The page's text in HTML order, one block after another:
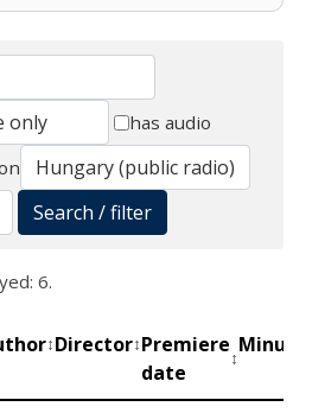
has audio
Search / filter
6.
↕Director↕Premiere
date
↕